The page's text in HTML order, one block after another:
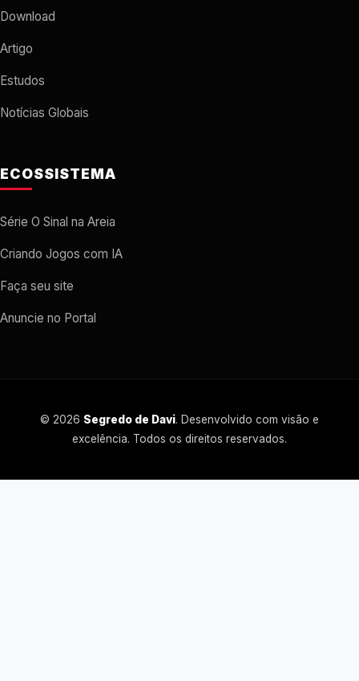
Download
Artigo
Estudos
Notícias Globais
ECOSSISTEMA
Série O Sinal na Areia
Criando Jogos com IA
Faça seu site
Anuncie no Portal
© 2026 Segredo de Davi. Desenvolvido com visão e
excelência. Todos os direitos reservados.